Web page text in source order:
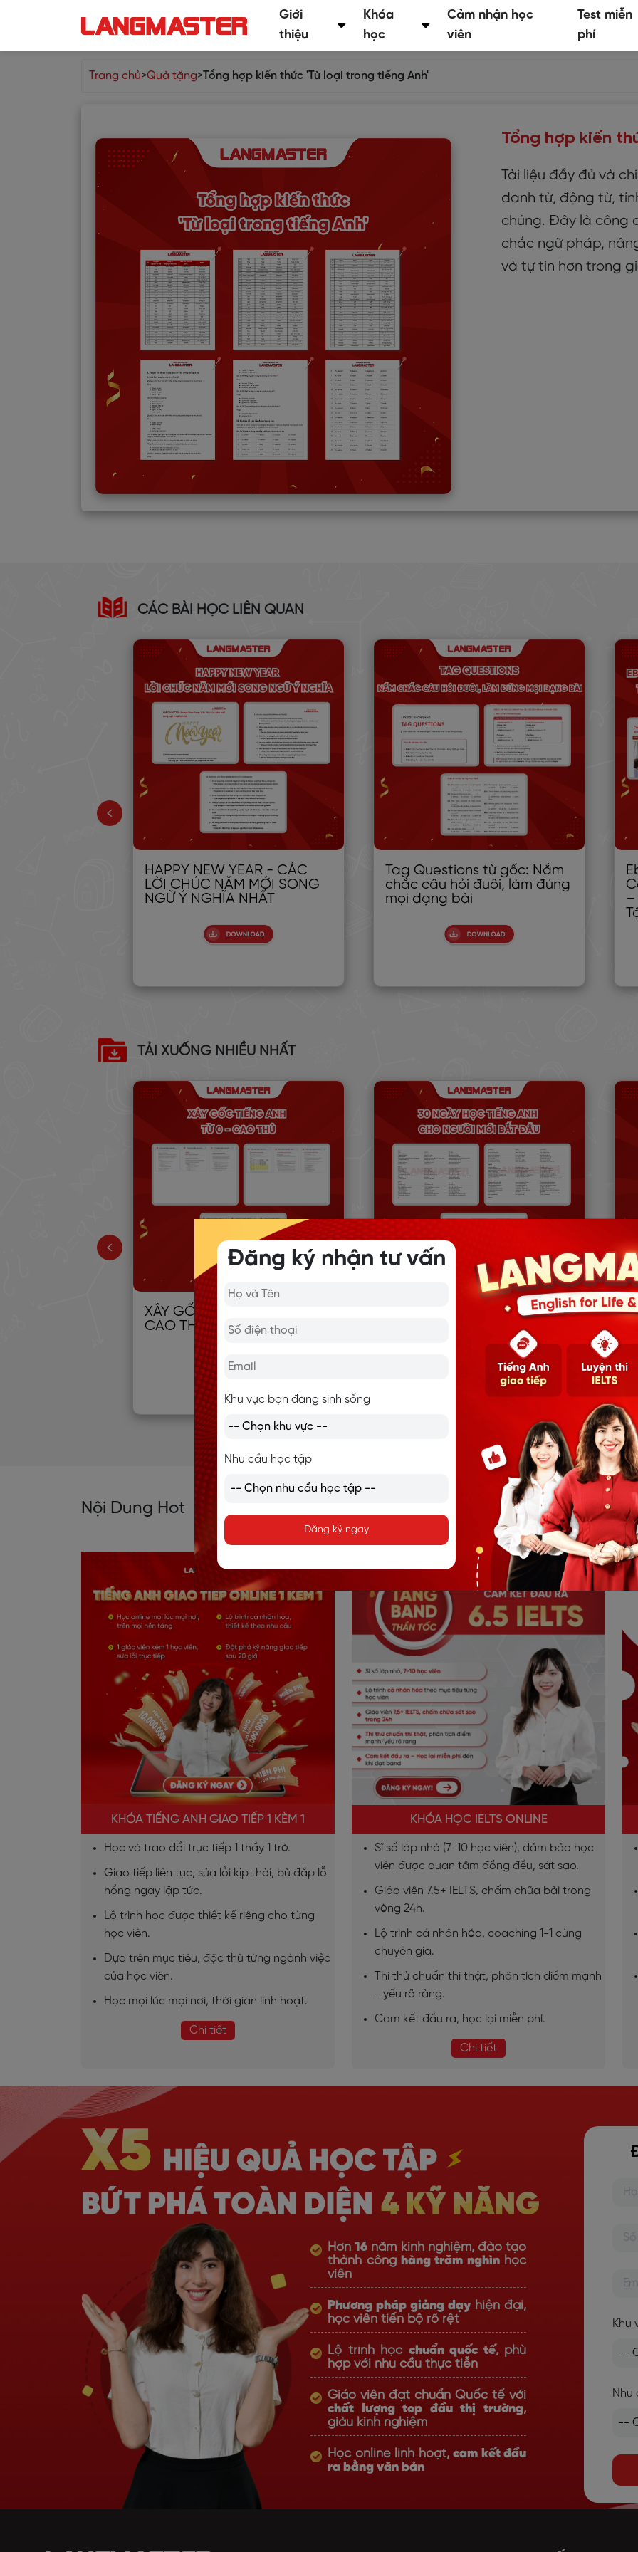
Giới
thiệu
Khóa
học
Cảm nhận học
viên
Test miễn
phí
Trang chủ>Quà tặng>Tổng hợp kiến thức 'Từ loại trong tiếng Anh'
Tổng hợp kiến
Tài liệu đầy đủ và
danh từ, động từ,
chúng. Đây là công
chắc ngữ pháp,
và tự tin hơn trong
CÁC BÀI HỌC LIÊN QUAN
HAPPY NEW YEAR - CÁC
LỜI CHÚC NĂM MỚI SONG
NGỮ Ý NGHĨA NHẤT
Tag Questions từ gốc: Nắm
chắc câu hỏi đuôi, làm đúng
mọi dạng bài
–
TẢI XUỐNG NHIỀU NHẤT
XÂY GỐC TIẾNG ANH TỪ 0 -
CAO THỦ
30 NGÀY HỌC TIẾNG ANH
CHO NGƯỜI MỚI BẮT ĐẦU
Nội Dung Hot
KHÓA TIẾNG ANH GIAO TIẾP 1 KÈM 1
Học và trao đổi trực tiếp 1 thầy 1 trò.
Giao tiếp liên tục, sửa lỗi kịp thời, bù đắp lỗ
hổng ngay lập tức.
Lộ trình học được thiết kế riêng cho từng
học viên.
Dựa trên mục tiêu, đặc thù từng ngành việc
của học viên.
Học mọi lúc mọi nơi, thời gian linh hoạt.
Chi tiết
KHÓA HỌC IELTS ONLINE
Sĩ số lớp nhỏ (7-10 học viên), đảm bảo học
viên được quan tâm đồng đều, sát sao.
Giáo viên 7.5+ IELTS, chấm chữa bài trong
vòng 24h.
Lộ trình cá nhân hóa, coaching 1-1 cùng
chuyên gia.
Thi thử chuẩn thi thật, phân tích điểm mạnh
- yếu rõ ràng.
Cam kết đầu ra, học lại miễn phí.
Chi tiết
Đăng ký nhận tư vấn
Khu vực bạn đang sinh sống
Nhu cầu học tập
Đăng ký ngay
Hơn16 năm kinh nghiệm, đào tạo
thành công hàng trăm nghìnhọc
viên
Phương pháp giảng dạy hiện đại,
học viên tiến bộ rõ rệt
Lộ trình học chuẩn quốc tế, phù
hợp với nhu cầu thực tiễn
Giáo viên đạt chuẩn Quốc tế với
chất lượng top đầu thị trường,
giàu kinh nghiệm
Học online linh hoạt,cam kết đầu
ra bằng văn bản
Khu
Nhu